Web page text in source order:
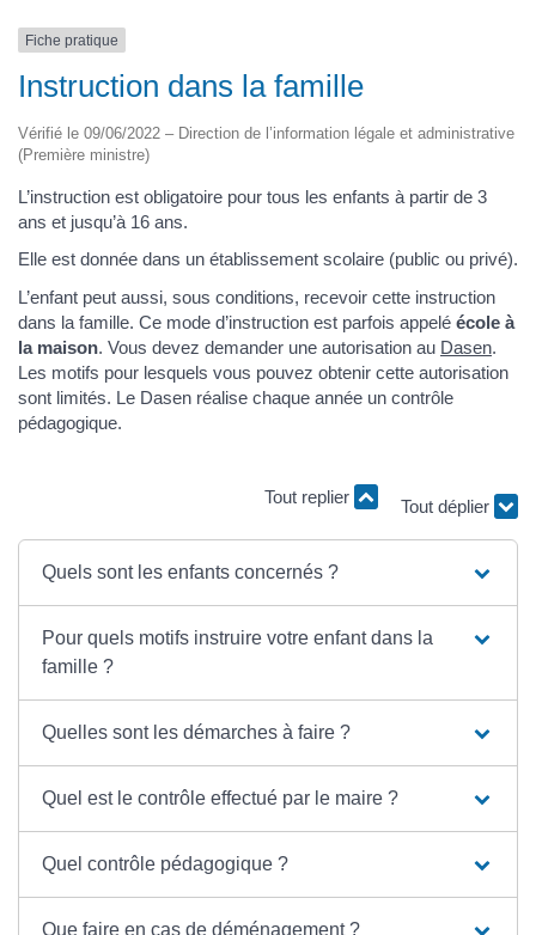
Fiche pratique
Instruction dans la famille
Vérifié le 09/06/2022 – Direction de l’information légale et administrative
(Première ministre)
L’instruction est obligatoire pour tous les enfants à partir de 3
ans et jusqu’à 16 ans.
Elle est donnée dans un établissement scolaire (public ou privé).
L’enfant peut aussi, sous conditions, recevoir cette instruction
dans la famille. Ce mode d’instruction est parfois appelé école à
la maison. Vous devez demander une autorisation au Dasen.
Les motifs pour lesquels vous pouvez obtenir cette autorisation
sont limités. Le Dasen réalise chaque année un contrôle
pédagogique.
Tout replier
Tout déplier
Quels sont les enfants concernés ?
Pour quels motifs instruire votre enfant dans la
famille ?
Quelles sont les démarches à faire ?
Quel est le contrôle effectué par le maire ?
Quel contrôle pédagogique ?
Que faire en cas de déménagement ?